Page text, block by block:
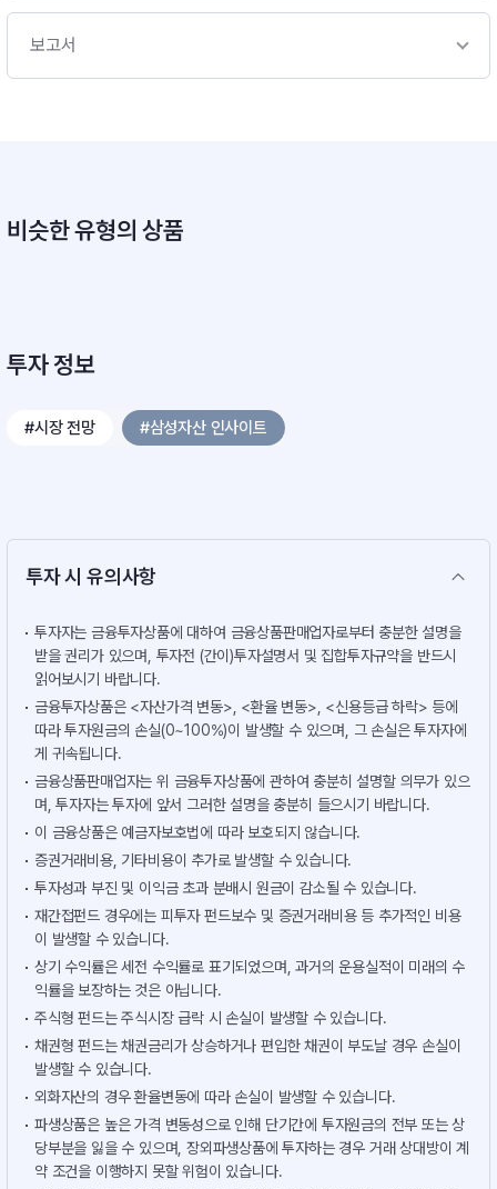
보고서
비슷한 유형의 상품
투자 정보
#시장 전망 #삼성자산 인사이트
투자 시 유의사항
투자자는 금융투자상품에 대하여 금융상품판매업자로부터 충분한 설명을
받을 권리가 있으며, 투자전 (간이)투자설명서 및 집합투자규약을 반드시
읽어보시기 바랍니다.
금융투자상품은 <자산가격 변동>, <환율 변동>, <신용등급 하락> 등에
따라 투자원금의 손실(0~100%)이 발생할 수 있으며, 그 손실은 투자자에
게 귀속됩니다.
금융상품판매업자는 위 금융투자상품에 관하여 충분히 설명할 의무가 있으
며, 투자자는 투자에 앞서 그러한 설명을 충분히 들으시기 바랍니다.
이 금융상품은 예금자보호법에 따라 보호되지 않습니다.
증권거래비용, 기타비용이 추가로 발생할 수 있습니다.
투자성과 부진 및 이익금 초과 분배시 원금이 감소될 수 있습니다.
재간접펀드 경우에는 피투자 펀드보수 및 증권거래비용 등 추가적인 비용
이 발생할 수 있습니다.
상기 수익률은 세전 수익률로 표기되었으며, 과거의 운용실적이 미래의 수
익률을 보장하는 것은 아닙니다.
주식형 펀드는 주식시장 급락 시 손실이 발생할 수 있습니다.
채권형 펀드는 채권금리가 상승하거나 편입한 채권이 부도날 경우 손실이
발생할 수 있습니다.
외화자산의 경우 환율변동에 따라 손실이 발생할 수 있습니다.
파생상품은 높은 가격 변동성으로 인해 단기간에 투자원금의 전부 또는 상
당부분을 잃을 수 있으며, 장외파생상품에 투자하는 경우 거래 상대방이 계
약 조건을 이행하지 못할 위험이 있습니다.